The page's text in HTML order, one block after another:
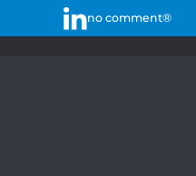
no comment®